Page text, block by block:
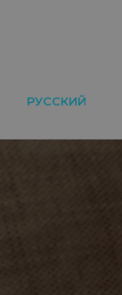
РУССКИЙ